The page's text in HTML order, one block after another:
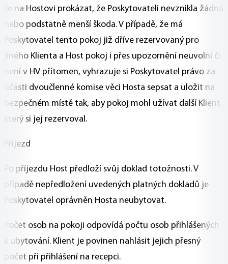
nebo podstatně menší škoda. V případě, že má
Poskytovatel tento pokoj již dříve rezervovaný pro
jiného Klienta a Host pokoj i přes upozornění neuvolní či
není v HV přítomen, vyhrazuje si Poskytovatel právo za
účasti dvoučlenné komise věci Hosta sepsat a uložit na
bezpečném místě tak, aby pokoj mohl užívat další Klient,
který si jej rezervoval.
Příjezd
Po příjezdu Host předloží svůj doklad totožnosti. V
případě nepředložení uvedených platných dokladů je
Poskytovatel oprávněn Hosta neubytovat.
Počet osob na pokoji odpovídá počtu osob přihlášených
k ubytování. Klient je povinen nahlásit jejich přesný
počet při přihlášení na recepci.